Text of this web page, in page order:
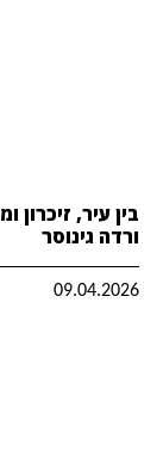
בין עיר,
ורדה גינוסר
09.04.2026